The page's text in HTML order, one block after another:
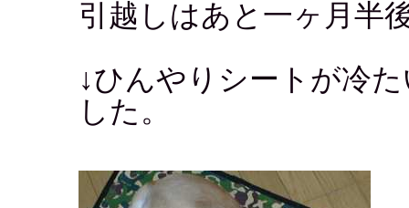
引越しはあと一ヶ月半
↓ひんやりシートが冷
した。